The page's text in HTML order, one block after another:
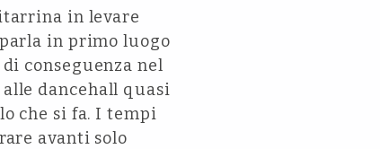
in levare
in primo luogo
conseguenza nel
dancehall quasi
che si fa. I tempi
avanti solo